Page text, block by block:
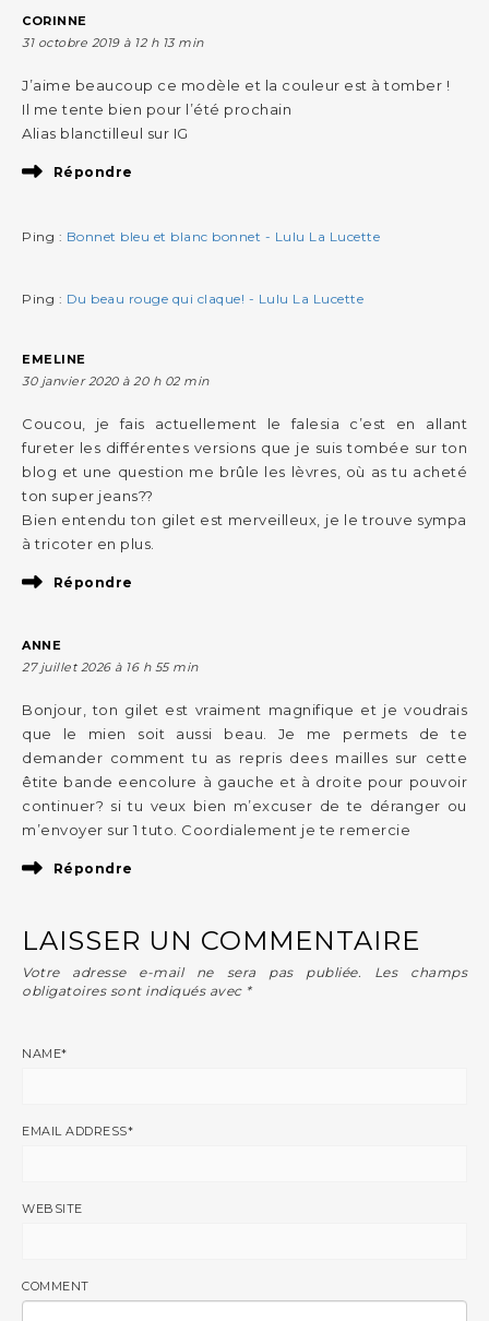
CORINNE
31 octobre 2019 à 12 h 13 min
J’aime beaucoup ce modèle et la couleur est à tomber !
Il me tente bien pour l’été prochain
Alias blanctilleul sur IG
Répondre
Ping : Bonnet bleu et blanc bonnet - Lulu La Lucette
Ping : Du beau rouge qui claque! - Lulu La Lucette
EMELINE
30 janvier 2020 à 20 h 02 min
Coucou, je fais actuellement le falesia c’est en allant
fureter les différentes versions que je suis tombée sur ton
blog et une question me brûle les lèvres, où as tu acheté
ton super jeans??
Bien entendu ton gilet est merveilleux, je le trouve sympa
à tricoter en plus.
Répondre
ANNE
27 juillet 2026 à 16 h 55 min
Bonjour, ton gilet est vraiment magnifique et je voudrais
que le mien soit aussi beau. Je me permets de te
demander comment tu as repris dees mailles sur cette
êtite bande eencolure à gauche et à droite pour pouvoir
continuer? si tu veux bien m’excuser de te déranger ou
m’envoyer sur 1 tuto. Coordialement je te remercie
Répondre
LAISSER UN COMMENTAIRE
Votre adresse e-mail ne sera pas publiée.
Les champs
obligatoires sont indiqués avec *
NAME*
EMAIL ADDRESS*
WEBSITE
COMMENT